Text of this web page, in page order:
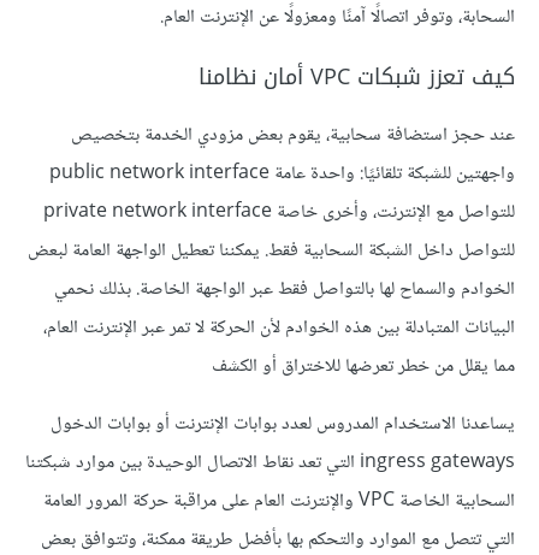
السحابة، وتوفر اتصالًا آمنًا ومعزولًا عن الإنترنت العام.
كيف تعزز شبكات VPC أمان نظامنا
عند حجز استضافة سحابية، يقوم بعض مزودي الخدمة بتخصيص
واجهتين للشبكة تلقائيًا: واحدة عامة public network interface
للتواصل مع الإنترنت، وأخرى خاصة private network interface
للتواصل داخل الشبكة السحابية فقط. يمكننا تعطيل الواجهة العامة لبعض
الخوادم والسماح لها بالتواصل فقط عبر الواجهة الخاصة. بذلك نحمي
البيانات المتبادلة بين هذه الخوادم لأن الحركة لا تمر عبر الإنترنت العام،
مما يقلل من خطر تعرضها للاختراق أو الكشف
يساعدنا الاستخدام المدروس لعدد بوابات الإنترنت أو بوابات الدخول
ingress gateways التي تعد نقاط الاتصال الوحيدة بين موارد شبكتنا
السحابية الخاصة VPC والإنترنت العام على مراقبة حركة المرور العامة
التي تتصل مع الموارد والتحكم بها بأفضل طريقة ممكنة، وتتوافق بعض